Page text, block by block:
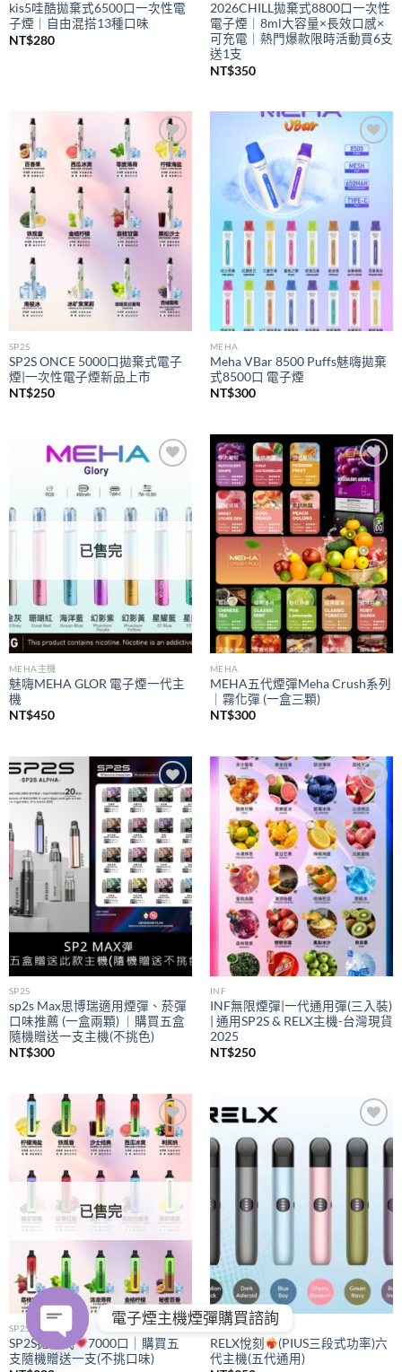
kis5哇酷拋棄式6500口一次性電
子煙｜自由混搭13種口味
NT$280
2026CHILL拋棄式8800口一次性
電子煙｜8ml大容量×長效口感×
可充電｜熱門爆款限時活動買6支
送1支
NT$350
Add to
wishlist
SP2S
SP2S ONCE 5000口拋棄式電子
煙|一次性電子煙新品上市
NT$250
Add to
wishlist
MEHA
Meha VBar 8500 Puffs魅嗨拋棄
式8500口 電子煙
NT$300
wishlist
已售完
MEHA主機
魅嗨MEHA GLOR 電子煙一代主
機
NT$450
Add to
wishlist
MEHA
MEHA五代煙彈Meha Crush系列
｜霧化彈 (一盒三顆)
NT$300
Add to
wishlist
SP2S
sp2s Max思博瑞適用煙彈、菸彈
口味推薦 (一盒兩顆) ｜購買五盒
隨機贈送一支主機(不挑色)
NT$300
Add to
wishlist
INF
INF無限煙彈|一代通用彈(三入裝)
| 通用SP2S & RELX主機-台灣現貨
2025
NT$250
Add to
wishlist
已售完
SP2S
SP2S拋棄式
7000口｜購買五
支隨機贈送一支(不挑口味)
Add to
wishlist
RELX
RELX悅刻
(PIUS三段式功率)六
代主機(五代通用)
電子煙主機煙彈購買諮詢
OPEN